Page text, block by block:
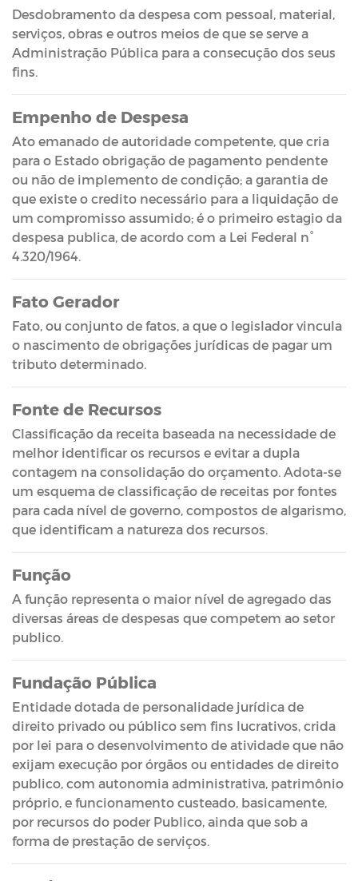
Desdobramento da despesa com pessoal, material,
serviços, obras e outros meios de que se serve a
Administração Pública para a consecução dos seus
fins.
Empenho de Despesa
Ato emanado de autoridade competente, que cria
para o Estado obrigação de pagamento pendente
ou não de implemento de condição; a garantia de
que existe o credito necessário para a liquidação de
um compromisso assumido; é o primeiro estagio da
despesa publica, de acordo com a Lei Federal n°
4.320/1964.
Fato Gerador
Fato, ou conjunto de fatos, a que o legislador vincula
o nascimento de obrigações jurídicas de pagar um
tributo determinado.
Fonte de Recursos
Classificação da receita baseada na necessidade de
melhor identificar os recursos e evitar a dupla
contagem na consolidação do orçamento. Adota-se
um esquema de classificação de receitas por fontes
para cada nível de governo, compostos de algarismo,
que identificam a natureza dos recursos.
Função
A função representa o maior nível de agregado das
diversas áreas de despesas que competem ao setor
publico.
Fundação Pública
Entidade dotada de personalidade jurídica de
direito privado ou público sem fins lucrativos, crida
por lei para o desenvolvimento de atividade que não
exijam execução por órgãos ou entidades de direito
publico, com autonomia administrativa, patrimônio
próprio, e funcionamento custeado, basicamente,
por recursos do poder Publico, ainda que sob a
forma de prestação de serviços.